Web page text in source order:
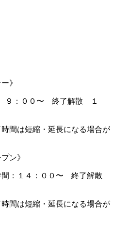
》
９：００〜 終了解散 １
間は短縮・延長になる場合が
ン》
：１４：００〜 終了解散
間は短縮・延長になる場合が